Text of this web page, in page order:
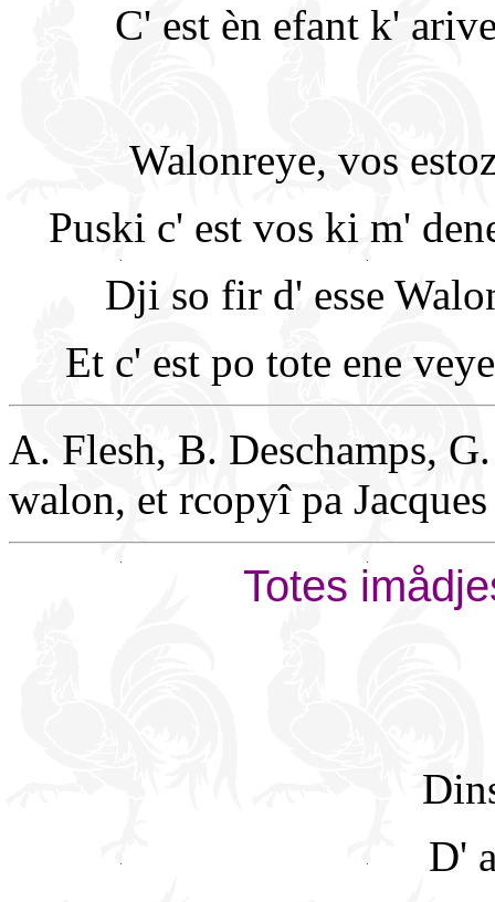
C' est èn efant k'
Walonreye, vos
Puski c' est vos ki m'
Dji so fir d' esse
Et c' est po tote ene
A. Flesh, B. Deschamps,
walon, et rcopyî pa
Totes
D'